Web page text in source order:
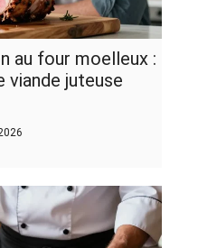
au four moelleux :
viande juteuse